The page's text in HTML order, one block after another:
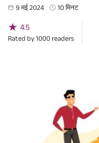
9 मई 2024 10 मिनट
★ 4.5
Rated by1000 readers